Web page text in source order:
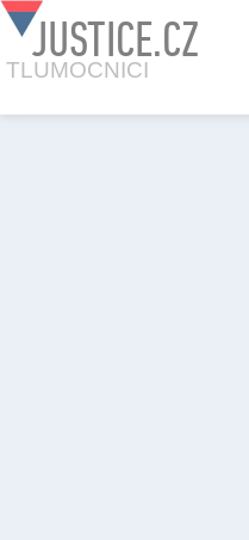
JUSTICE.CZ
TLUMOCNICI